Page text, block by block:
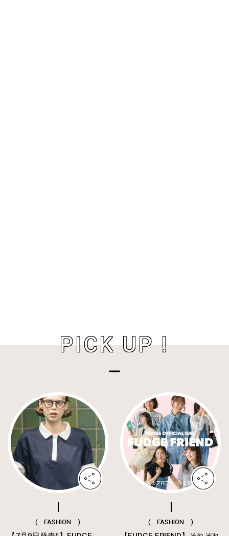
PICK UP !
( FASHION ) ( FASHION )